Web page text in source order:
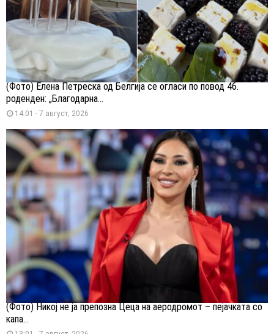
(Фото) Елена Петреска од Белгија се огласи по повод 46.
роденден: „Благодарна...
14:01 - 7 август, 2026
(Фото) Никој не ја препозна Цеца на аеродромот – пејачката со
капа...